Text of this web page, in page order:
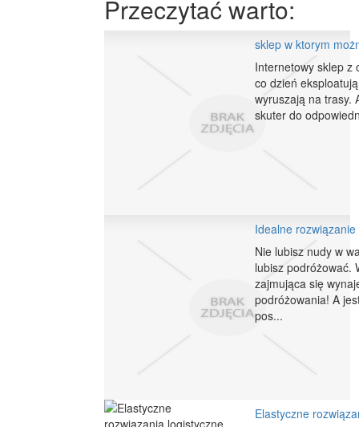
Przeczytać warto:
sklep w ktorym
Internetowy sklep z
co dzień
wyruszają na trasy.
skuter do
Idealne
Nie lubisz nudy w
lubisz podróżować.
zajmująca się
podróżowania! A
pos...
Elastyczne